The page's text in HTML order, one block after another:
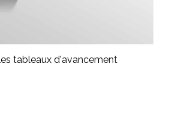
tableaux d'avancement